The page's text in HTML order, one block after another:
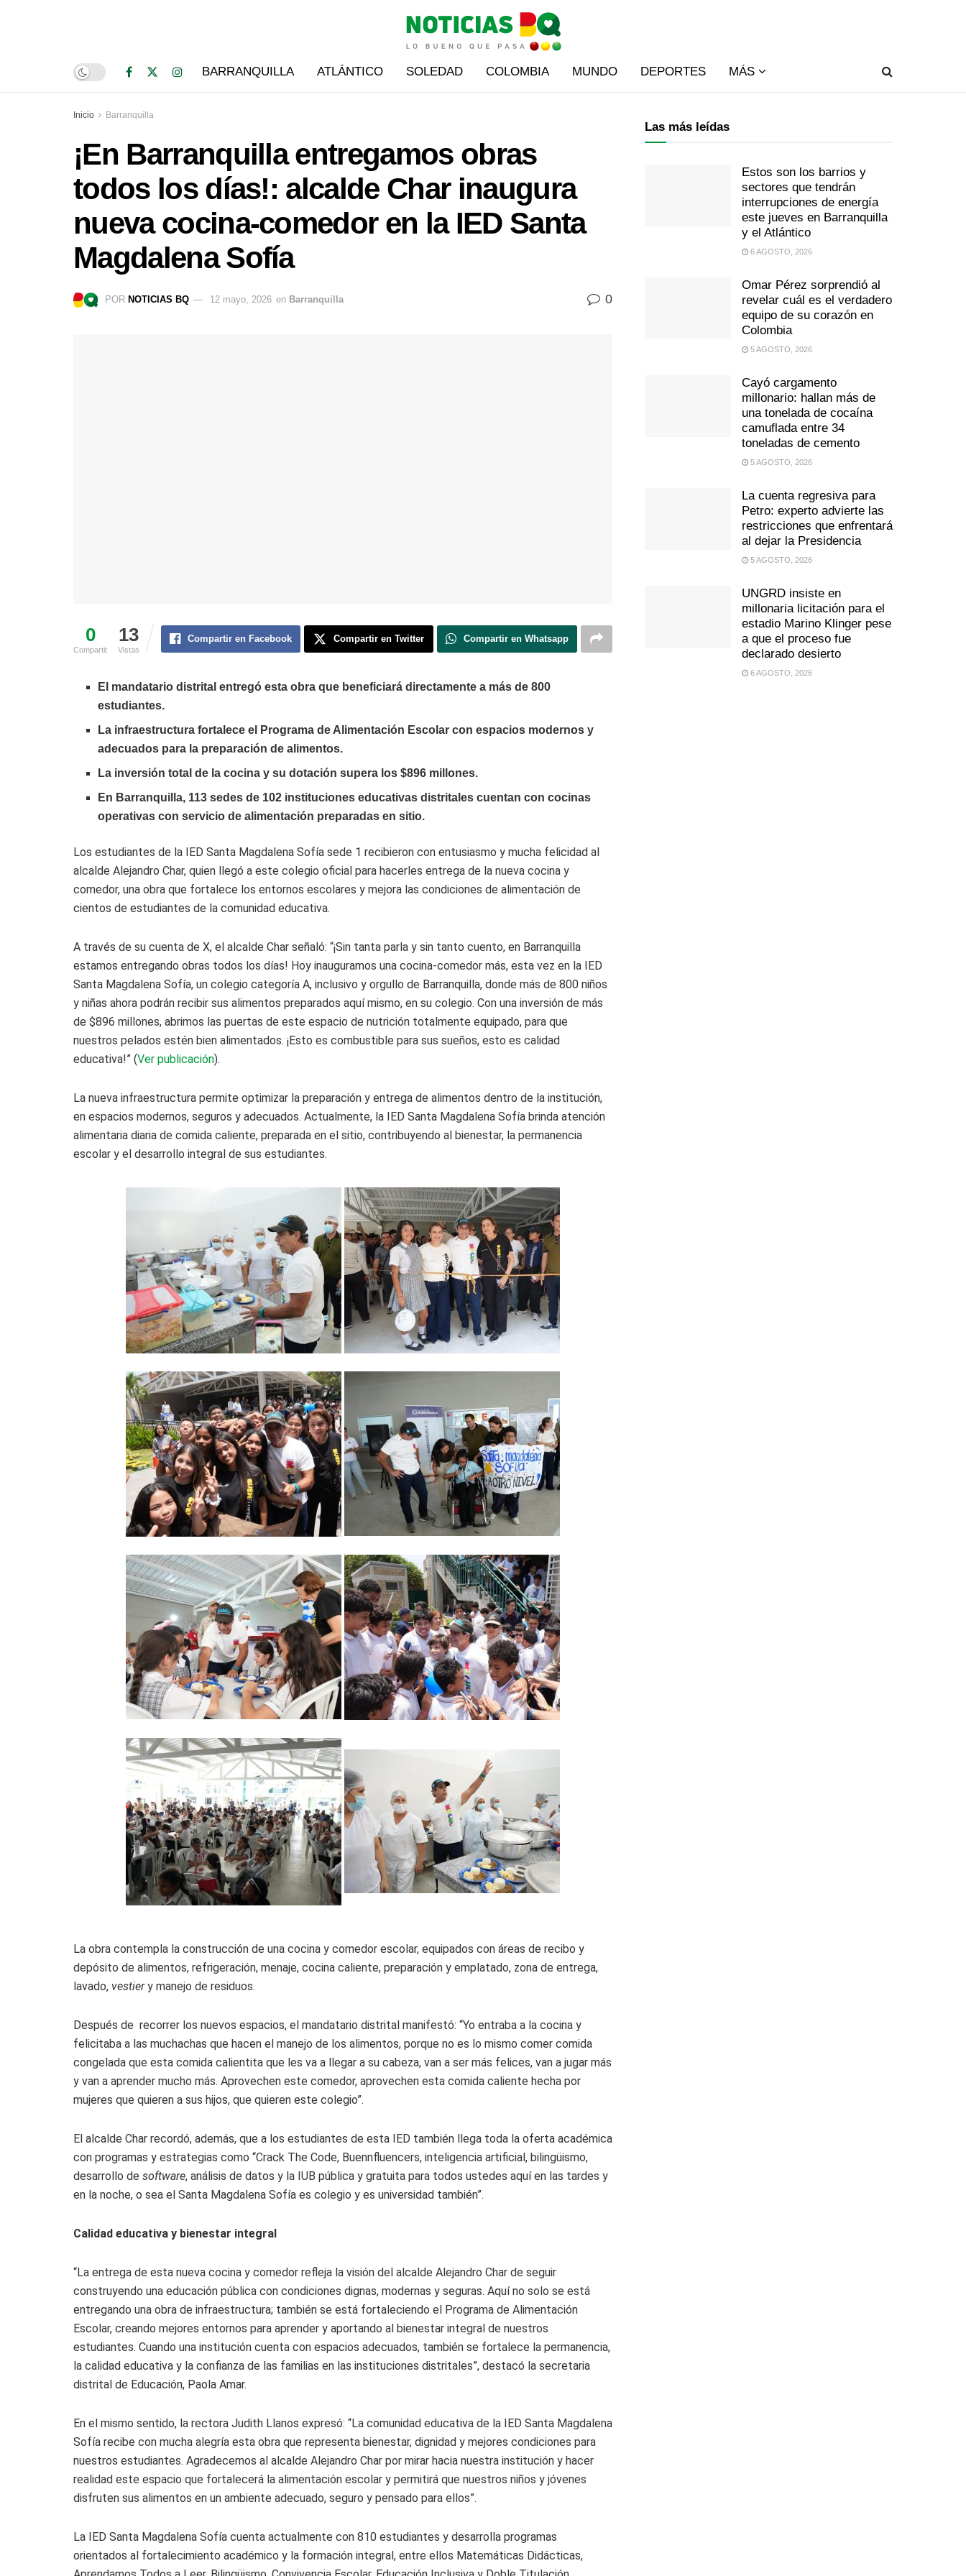
BARRANQUILLA ATLÁNTICO SOLEDAD COLOMBIA MUNDO DEPORTES MÁS
Inicio Barranquilla
¡En Barranquilla entregamos obras
todos los días!: alcalde Char inaugura
nueva cocina-comedor en la IED Santa
Magdalena Sofía
POR NOTICIAS BQ 12 mayo, 2026 en Barranquilla 0
0
Compartit
13
Vistas
Compartir en Facebook Compartir en Twitter Compartir en Whatsapp
El mandatario distrital entregó esta obra que beneficiará directamente a más de 800
estudiantes.
La infraestructura fortalece el Programa de Alimentación Escolar con espacios modernos y
adecuados para la preparación de alimentos.
La inversión total de la cocina y su dotación supera los $896 millones.
En Barranquilla, 113 sedes de 102 instituciones educativas distritales cuentan con cocinas
operativas con servicio de alimentación preparadas en sitio.
Los estudiantes de la IED Santa Magdalena Sofía sede 1 recibieron con entusiasmo y mucha felicidad al
alcalde Alejandro Char, quien llegó a este colegio oficial para hacerles entrega de la nueva cocina y
comedor, una obra que fortalece los entornos escolares y mejora las condiciones de alimentación de
cientos de estudiantes de la comunidad educativa.
A través de su cuenta de X, el alcalde Char señaló: “¡Sin tanta parla y sin tanto cuento, en Barranquilla
estamos entregando obras todos los días! Hoy inauguramos una cocina-comedor más, esta vez en la IED
Santa Magdalena Sofía, un colegio categoría A, inclusivo y orgullo de Barranquilla, donde más de 800 niños
y niñas ahora podrán recibir sus alimentos preparados aquí mismo, en su colegio. Con una inversión de más
de $896 millones, abrimos las puertas de este espacio de nutrición totalmente equipado, para que
nuestros pelados estén bien alimentados. ¡Esto es combustible para sus sueños, esto es calidad
educativa!” (Ver publicación).
La nueva infraestructura permite optimizar la preparación y entrega de alimentos dentro de la institución,
en espacios modernos, seguros y adecuados. Actualmente, la IED Santa Magdalena Sofía brinda atención
alimentaria diaria de comida caliente, preparada en el sitio, contribuyendo al bienestar, la permanencia
escolar y el desarrollo integral de sus estudiantes.
La obra contempla la construcción de una cocina y comedor escolar, equipados con áreas de recibo y
depósito de alimentos, refrigeración, menaje, cocina caliente, preparación y emplatado, zona de entrega,
lavado, vestiery manejo de residuos.
Después de recorrer los nuevos espacios, el mandatario distrital manifestó: “Yo entraba a la cocina y
felicitaba a las muchachas que hacen el manejo de los alimentos, porque no es lo mismo comer comida
congelada que esta comida calientita que les va a llegar a su cabeza, van a ser más felices, van a jugar más
y van a aprender mucho más. Aprovechen este comedor, aprovechen esta comida caliente hecha por
mujeres que quieren a sus hijos, que quieren este colegio”.
El alcalde Char recordó, además, que a los estudiantes de esta IED también llega toda la oferta académica
con programas y estrategias como “Crack The Code, Buennfluencers, inteligencia artificial, bilingüismo,
desarrollo de software, análisis de datos y la IUB pública y gratuita para todos ustedes aquí en las tardes y
en la noche, o sea el Santa Magdalena Sofía es colegio y es universidad también”.
Calidad educativa y bienestar integral
“La entrega de esta nueva cocina y comedor refleja la visión del alcalde Alejandro Char de seguir
construyendo una educación pública con condiciones dignas, modernas y seguras. Aquí no solo se está
entregando una obra de infraestructura; también se está fortaleciendo el Programa de Alimentación
Escolar, creando mejores entornos para aprender y aportando al bienestar integral de nuestros
estudiantes. Cuando una institución cuenta con espacios adecuados, también se fortalece la permanencia,
la calidad educativa y la confianza de las familias en las instituciones distritales”, destacó la secretaria
distrital de Educación, Paola Amar.
En el mismo sentido, la rectora Judith Llanos expresó: “La comunidad educativa de la IED Santa Magdalena
Sofía recibe con mucha alegría esta obra que representa bienestar, dignidad y mejores condiciones para
nuestros estudiantes. Agradecemos al alcalde Alejandro Char por mirar hacia nuestra institución y hacer
realidad este espacio que fortalecerá la alimentación escolar y permitirá que nuestros niños y jóvenes
disfruten sus alimentos en un ambiente adecuado, seguro y pensado para ellos”.
La IED Santa Magdalena Sofía cuenta actualmente con 810 estudiantes y desarrolla programas
orientados al fortalecimiento académico y la formación integral, entre ellos Matemáticas Didácticas,
Las más leídas
Estos son los barrios y
sectores que tendrán
interrupciones de energía
este jueves en Barranquilla
y el Atlántico
6 AGOSTO, 2026
Omar Pérez sorprendió al
revelar cuál es el verdadero
equipo de su corazón en
Colombia
5 AGOSTO, 2026
Cayó cargamento
millonario: hallan más de
una tonelada de cocaína
camuflada entre 34
toneladas de cemento
5 AGOSTO, 2026
La cuenta regresiva para
Petro: experto advierte las
restricciones que enfrentará
al dejar la Presidencia
5 AGOSTO, 2026
UNGRD insiste en
millonaria licitación para el
estadio Marino Klinger pese
a que el proceso fue
declarado desierto
6 AGOSTO, 2026